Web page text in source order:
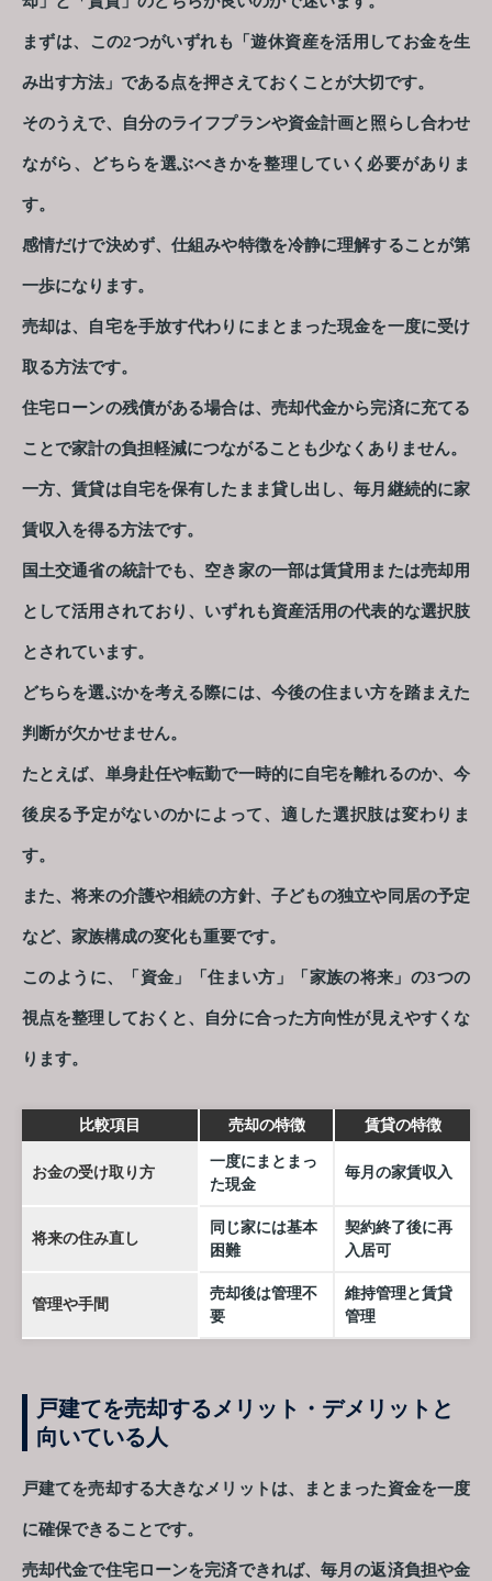
まずは、この2つがいずれも「遊休資産を活用してお金を生
み出す方法」である点を押さえておくことが大切です。
そのうえで、自分のライフプランや資金計画と照らし合わせ
ながら、どちらを選ぶべきかを整理していく必要がありま
す。
感情だけで決めず、仕組みや特徴を冷静に理解することが第
一歩になります。
売却は、自宅を手放す代わりにまとまった現金を一度に受け
取る方法です。
住宅ローンの残債がある場合は、売却代金から完済に充てる
ことで家計の負担軽減につながることも少なくありません。
一方、賃貸は自宅を保有したまま貸し出し、毎月継続的に家
賃収入を得る方法です。
国土交通省の統計でも、空き家の一部は賃貸用または売却用
として活用されており、いずれも資産活用の代表的な選択肢
とされています。
どちらを選ぶかを考える際には、今後の住まい方を踏まえた
判断が欠かせません。
たとえば、単身赴任や転勤で一時的に自宅を離れるのか、今
後戻る予定がないのかによって、適した選択肢は変わりま
す。
また、将来の介護や相続の方針、子どもの独立や同居の予定
など、家族構成の変化も重要です。
このように、「資金」「住まい方」「家族の将来」の3つの
視点を整理しておくと、自分に合った方向性が見えやすくな
ります。
比較項目 売却の特徴 賃貸の特徴
お金の受け取り方
一度にまとまっ
た現金
毎月の家賃収入
将来の住み直し
同じ家には基本
困難
契約終了後に再
入居可
管理や手間
売却後は管理不
要
維持管理と賃貸
管理
戸建てを売却するメリット・デメリットと
向いている人
戸建てを売却する大きなメリットは、まとまった資金を一度
に確保できることです。
売却代金で住宅ローンを完済できれば、毎月の返済負担や金